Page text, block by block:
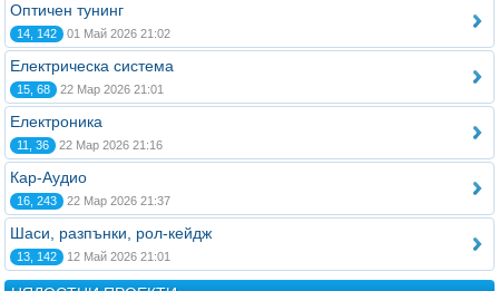
Оптичен тунинг
14, 142 01 Май 2026 21:02
Електрическа система
15, 68 22 Мар 2026 21:01
Електроника
11, 36 22 Мар 2026 21:16
Кар-Аудио
16, 243 22 Мар 2026 21:37
Шаси, разпънки, рол-кейдж
13, 142 12 Май 2026 21:01